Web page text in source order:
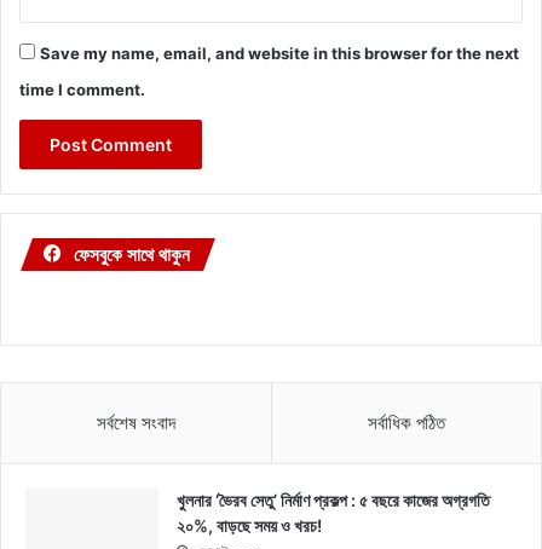
Save my name, email, and website in this browser for the next
time I comment.
ফেসবুকে সাথে থাকুন
সর্বশেষ সংবাদ সর্বাধিক পঠিত
খুলনার ‘ভৈরব সেতু’ নির্মাণ প্রকল্প : ৫ বছরে কাজের অগ্রগতি
২০%, বাড়ছে সময় ও খরচ!